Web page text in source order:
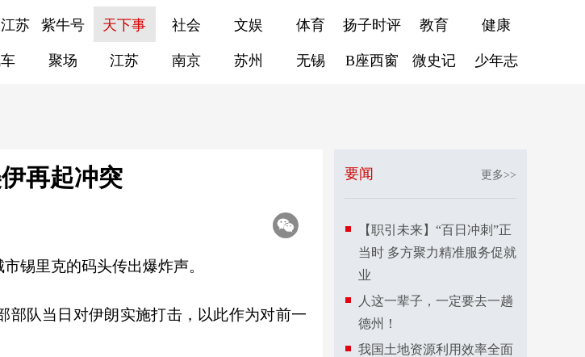
苏 紫牛号 天下事 社会 文娱 体育 扬子时评 教育 健康
聚场 江苏 南京 苏州 无锡 B座西窗 微史记 少年志
再起冲突
锡里克的码头传出爆炸声。
部队当日对伊朗实施打击，以此作为对前一
要闻 更多>>
【职引未来】“百日冲刺”正
当时 多方聚力精准服务促就
业
人这一辈子，一定要去一趟
德州！
我国土地资源利用效率全面